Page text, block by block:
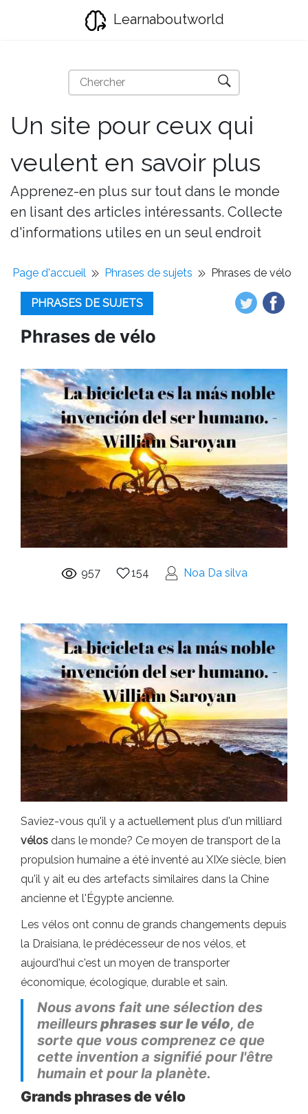
Learnaboutworld
Un site pour ceux qui
veulent en savoir plus
Apprenez-en plus sur tout dans le monde
en lisant des articles intéressants. Collecte
d'informations utiles en un seul endroit
Page d'accueil Phrases de sujets Phrases de vélo
PHRASES DE SUJETS
Phrases de vélo
957 154 Noa Da silva
Saviez-vous qu'il y a actuellement plus d'un milliard
vélos dans le monde? Ce moyen de transport de la
propulsion humaine a été inventé au XIXe siècle, bien
qu'il y ait eu des artefacts similaires dans la Chine
ancienne et l'Égypte ancienne.
Les vélos ont connu de grands changements depuis
la Draisiana, le prédécesseur de nos vélos, et
aujourd'hui c'est un moyen de transporter
économique, écologique, durable et sain.
Nous avons fait une sélection des
meilleursphrases sur le vélo, de
sorte que vous comprenez ce que
cette invention a signifié pour l'être
humain et pour la planète.
Grands phrases de vélo